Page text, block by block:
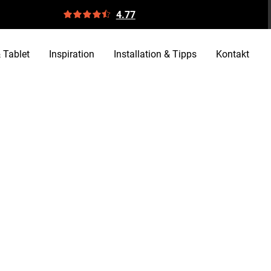
4.77
Tablet Inspiration Installation & Tipps Kontakt